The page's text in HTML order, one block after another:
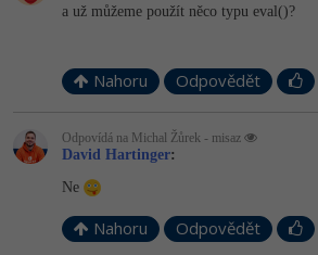
Marketing -30%
WordPress
Business
Adobe Illustrator -80%
Adobe Lightroom -30%
Adobe XD
Adobe After Effects
Kariéraa už můžeme použít něco typu eval()?
Nahoru Odpovědět
Odpovídá na Michal Žůrek - misaz
David Hartinger:
Ne
Nahoru Odpovědět